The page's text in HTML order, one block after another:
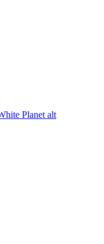
Planet alt